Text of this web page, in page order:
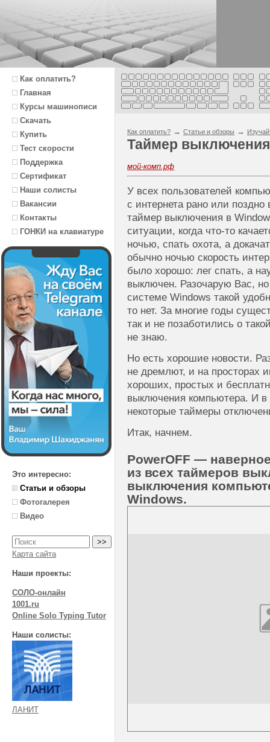
Как оплатить?
Главная
Курсы машинописи
Скачать
Купить
Тест скорости
Поддержка
Сертификат
Наши солисты
Вакансии
Контакты
ГОНКИ на клавиатуре
Это интересно:
Статьи и обзоры
Фотогалерея
Видео
Карта сайта
Наши проекты:
СОЛО-онлайн
1001.ru
Online Solo Typing Tutor
Наши солисты:
ЛАНИТ
Как оплатить? → Статьи и обзоры →
Таймер
мой-комп.рф
У всех пользователей
с интернета рано или поздно
таймер выключения в
ситуации, когда что-то
ночью, спать охота, а
обычно ночью скорость
было хорошо: лег спать, а
выключен. Разочарую Вас,
системе Windows такой
то нет. За многие годы
так и не позаботились о
не знаю.
Но есть хорошие новости.
не дремлют, и на просторах
хороших, простых и
выключения компьютера. И
некоторые таймеры
Итак, начнем.
PowerOFF —
из всех таймеров
выключения
Windows.